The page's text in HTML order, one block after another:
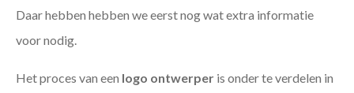
Daar hebben hebben we eerst nog wat extra informatie
voor nodig.
Het proces van een logo ontwerper is onder te verdelen in